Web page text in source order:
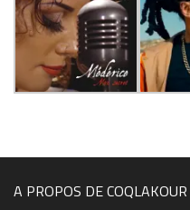
A PROPOS DE COQLAKOUR